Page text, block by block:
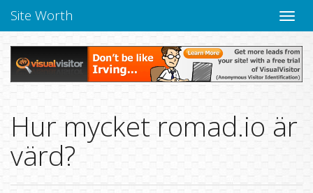
Toggle
Site Worth
Hur mycket romad.io är
värd?